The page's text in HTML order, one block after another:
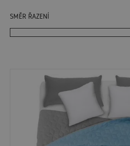
SMĚR ŘAZENÍ